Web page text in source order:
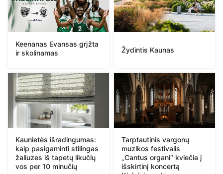
Keenanas Evansas grįžta
ir skolinamas
Žydintis Kaunas
Kaunietės išradingumas:
kaip pasigaminti stilingas
žaliuzes iš tapetų likučių
vos per 10 minučių
Tarptautinis vargonų
muzikos festivalis
„Cantus organi“ kviečia į
išskirtinį koncertą